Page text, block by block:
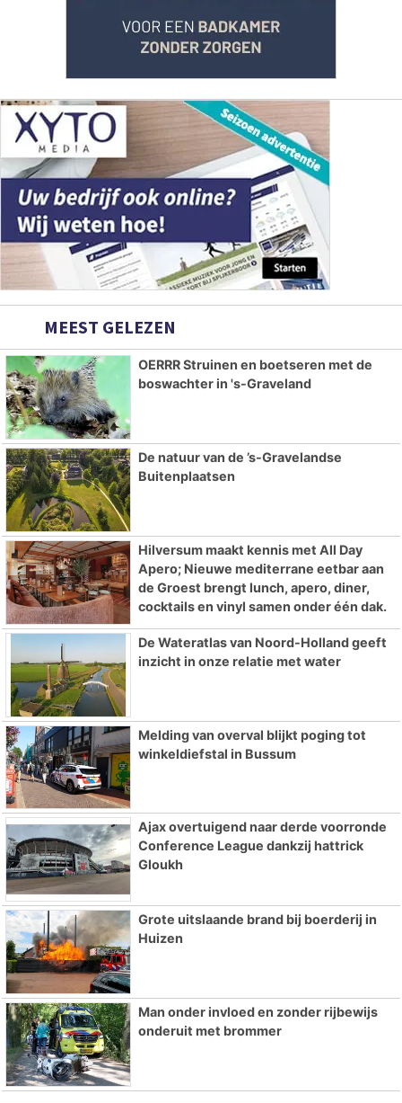
MEEST GELEZEN
OERRR Struinen en boetseren met de
boswachter in 's-Graveland
De natuur van de ’s-Gravelandse
Buitenplaatsen
Hilversum maakt kennis met All Day
Apero; Nieuwe mediterrane eetbar aan
de Groest brengt lunch, apero, diner,
cocktails en vinyl samen onder één dak.
De Wateratlas van Noord-Holland geeft
inzicht in onze relatie met water
Melding van overval blijkt poging tot
winkeldiefstal in Bussum
Ajax overtuigend naar derde voorronde
Conference League dankzij hattrick
Gloukh
Grote uitslaande brand bij boerderij in
Huizen
Man onder invloed en zonder rijbewijs
onderuit met brommer